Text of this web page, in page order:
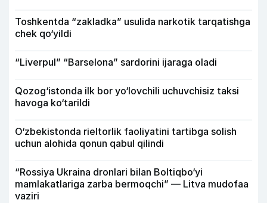
Toshkentda “zakladka” usulida narkotik tarqatishga
chek qo‘yildi
“Liverpul” “Barselona” sardorini ijaraga oladi
Qozog‘istonda ilk bor yo‘lovchili uchuvchisiz taksi
havoga ko‘tarildi
O‘zbekistonda rieltorlik faoliyatini tartibga solish
uchun alohida qonun qabul qilindi
“Rossiya Ukraina dronlari bilan Boltiqbo‘yi
mamlakatlariga zarba bermoqchi” — Litva mudofaa
vaziri